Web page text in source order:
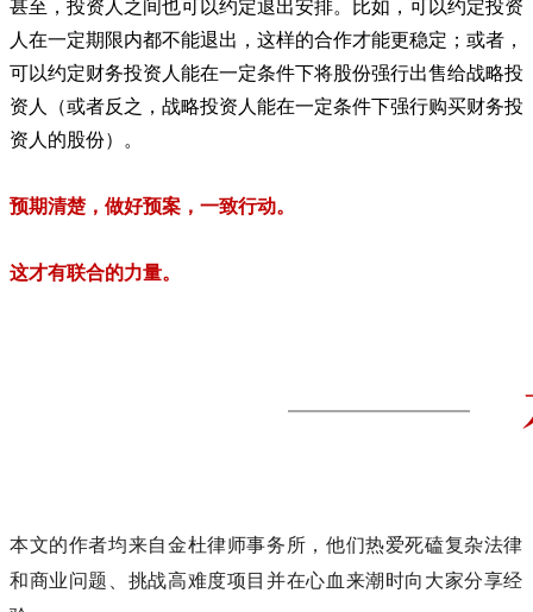
甚至，投资人之间也可以约定退出安排。比如，可以约定投资
人在一定期限内都不能退出，这样的合作才能更稳定；或者，
可以约定财务投资人能在一定条件下将股份强行出售给战略投
资人（或者反之，战略投资人能在一定条件下强行购买财务投
资人的股份）。
预期清楚，做好预案，一致行动。
这才有联合的力量。
本文的作者均来自金杜律师事务所，他们热爱死磕复杂法律
和商业问题、挑战高难度项目并在心血来潮时向大家分享经